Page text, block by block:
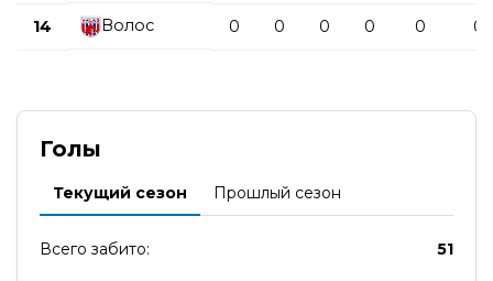
14 Волос 0 0 0 0 0 0
Голы
Текущий сезон Прошлый сезон
Всего забито: 51